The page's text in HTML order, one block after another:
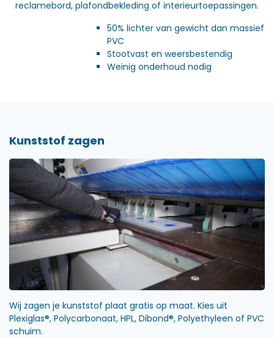
reclamebord, plafondbekleding of interieurtoepassingen.
50% lichter van gewicht dan massief
PVC
Stootvast en weersbestendig
Weinig onderhoud nodig
Kunststof zagen
Wij zagen je kunststof plaat gratis op maat. Kies uit
Plexiglas®, Polycarbonaat, HPL, Dibond®, Polyethyleen of PVC
schuim.